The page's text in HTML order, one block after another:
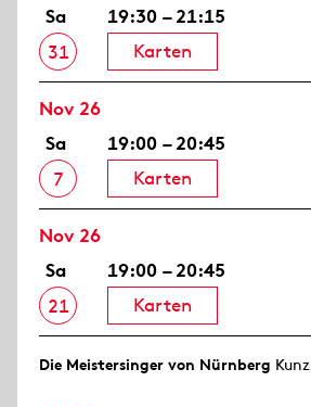
Sa
31
19:30 – 21:15
Karten
Nov 26
Sa
7
19:00 – 20:45
Karten
Nov 26
Sa
21
19:00 – 20:45
Karten
Die Meistersinger von Nürnberg